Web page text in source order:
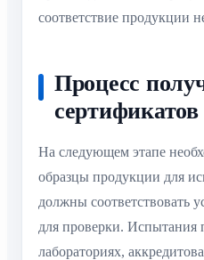
соответствие продукции
Процесс
сертификатов
На следующем этапе
образцы продукции для
должны соответствовать
для проверки. Испытания
лабораториях,